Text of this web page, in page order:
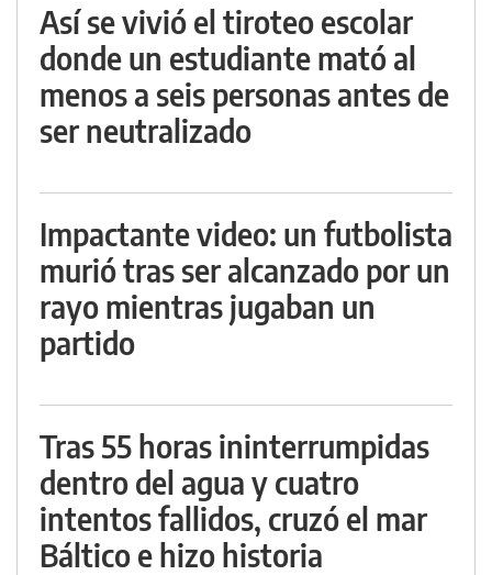
Así se vivió el tiroteo escolar
donde un estudiante mató al
menos a seis personas antes de
ser neutralizado
Impactante video: un futbolista
murió tras ser alcanzado por un
rayo mientras jugaban un
partido
Tras 55 horas ininterrumpidas
dentro del agua y cuatro
intentos fallidos, cruzó el mar
Báltico e hizo historia